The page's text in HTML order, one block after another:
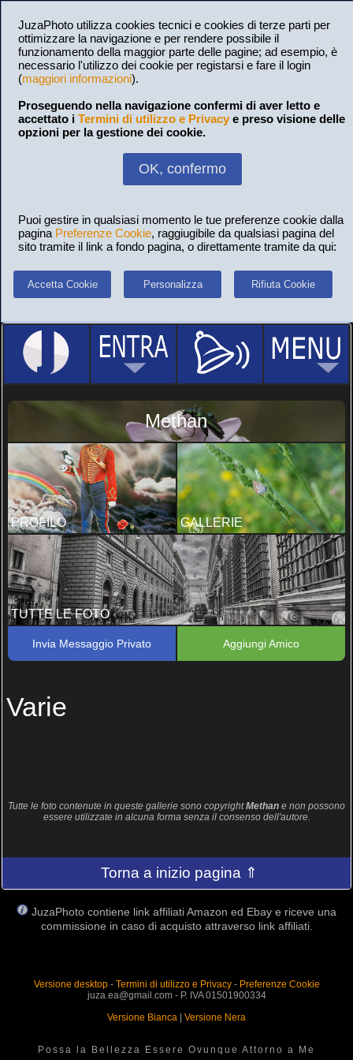
JuzaPhoto utilizza cookies tecnici e cookies di terze parti per
ottimizzare la navigazione e per rendere possibile il
funzionamento della maggior parte delle pagine; ad esempio, è
necessario l'utilizzo dei cookie per registarsi e fare il login
(maggiori informazioni).
Proseguendo nella navigazione confermi di aver letto e
accettato i Termini di utilizzo e Privacy e preso visione delle
opzioni per la gestione dei cookie.
OK, confermo
Puoi gestire in qualsiasi momento le tue preferenze cookie dalla
pagina Preferenze Cookie, raggiugibile da qualsiasi pagina del
sito tramite il link a fondo pagina, o direttamente tramite da qui:
Accetta Cookie Personalizza Rifiuta Cookie
Methan
PROFILO GALLERIE
TUTTE LE FOTO
Invia Messaggio Privato Aggiungi Amico
Varie
Tutte le foto contenute in queste gallerie sono copyrightMethan e non possono
essere utilizzate in alcuna forma senza il consenso dell'autore.
Torna a inizio pagina ⇑
JuzaPhoto contiene link affiliati Amazon ed Ebay e riceve una
commissione in caso di acquisto attraverso link affiliati.
Versione desktop- Termini di utilizzo e Privacy- Preferenze Cookie
juza.ea@gmail.com - P. IVA 01501900334
Versione Bianca | Versione Nera
Possa la Bellezza Essere Ovunque Attorno a Me